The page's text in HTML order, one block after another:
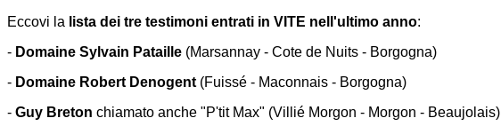
Eccovi la lista dei tre testimoni entrati in VITE nell'ultimo anno:
- Domaine Sylvain Pataille (Marsannay - Cote de Nuits - Borgogna)
- Domaine Robert Denogent (Fuissé - Maconnais - Borgogna)
- Guy Breton chiamato anche "P'tit Max" (Villié Morgon - Morgon - Beaujolais)